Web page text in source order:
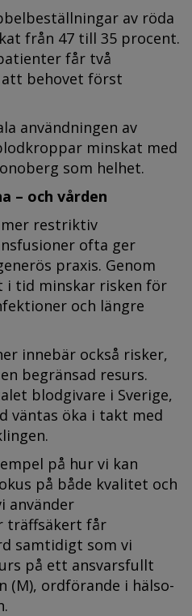
av röda
från 47 till 35 procent.
får två
behovet först
användningen av
minskat med
som helhet.
– och vården
restriktiv
ofta ger
praxis. Genom
tid minskar risken för
och längre
innebär också risker,
begränsad resurs.
blodgivare i Sverige,
väntas öka i takt med
på hur vi kan
på både kvalitet och
använder
träffsäkert får
samtidigt som vi
på ett ansvarsfullt
(M), ordförande i hälso-